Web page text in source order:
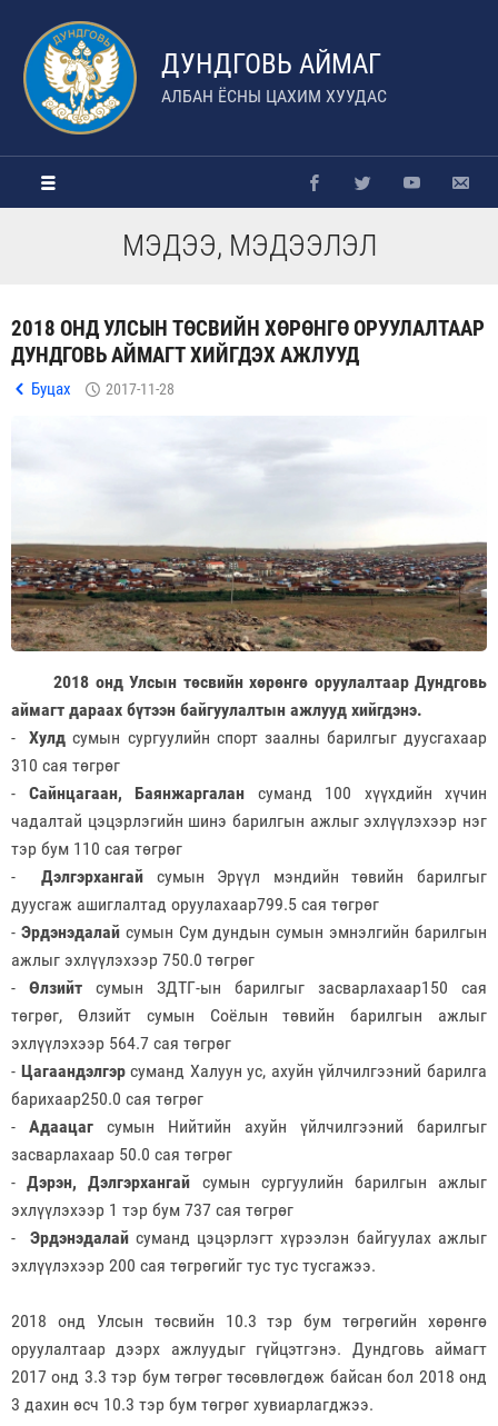
ДУНДГОВЬ АЙМАГ
АЛБАН ЁСНЫ ЦАХИМ ХУУДАС
МЭДЭЭ, МЭДЭЭЛЭЛ
2018 ОНД УЛСЫН ТӨСВИЙН ХӨРӨНГӨ ОРУУЛАЛТААР
ДУНДГОВЬ АЙМАГТ ХИЙГДЭХ АЖЛУУД
Буцах 2017-11-28
2018 онд Улсын төсвийн хөрөнгө оруулалтаар Дундговь
аймагт дараах бүтээн байгуулалтын ажлууд хийгдэнэ.
-Хулд сумын сургуулийн спорт заалны барилгыг дуусгахаар
310 сая төгрөг
- Сайнцагаан, Баянжаргалан суманд 100 хүүхдийн хүчин
чадалтай цэцэрлэгийн шинэ барилгын ажлыг эхлүүлэхээр нэг
тэр бум 110 сая төгрөг
-Дэлгэрхангай сумын Эрүүл мэндийн төвийн барилгыг
дуусгаж ашиглалтад оруулахаар799.5 сая төгрөг
- Эрдэнэдалайсумын Сум дундын сумын эмнэлгийн барилгын
ажлыг эхлүүлэхээр 750.0 төгрөг
- Өлзийт сумын ЗДТГ-ын барилгыг засварлахаар150 сая
төгрөг, Өлзийт сумын Соёлын төвийн барилгын ажлыг
эхлүүлэхээр 564.7 сая төгрөг
- Цагаандэлгэрсуманд Халуун ус, ахуйн үйлчилгээний барилга
барихаар250.0 сая төгрөг
- Адаацаг сумын Нийтийн ахуйн үйлчилгээний барилгыг
засварлахаар 50.0 сая төгрөг
-Дэрэн, Дэлгэрхангай сумын сургуулийн барилгын ажлыг
эхлүүлэхээр 1 тэр бум 737 сая төгрөг
- Эрдэнэдалайсуманд цэцэрлэгт хүрээлэн байгуулах ажлыг
эхлүүлэхээр 200 сая төгрөгийг тус тус тусгажээ.
2018 онд Улсын төсвийн 10.3 тэр бум төгрөгийн хөрөнгө
оруулалтаар дээрх ажлуудыг гүйцэтгэнэ. Дундговь аймагт
2017 онд 3.3 тэр бум төгрөг төсөвлөгдөж байсан бол 2018 онд
3 дахин өсч 10.3 тэр бум төгрөг хувиарлагджээ.